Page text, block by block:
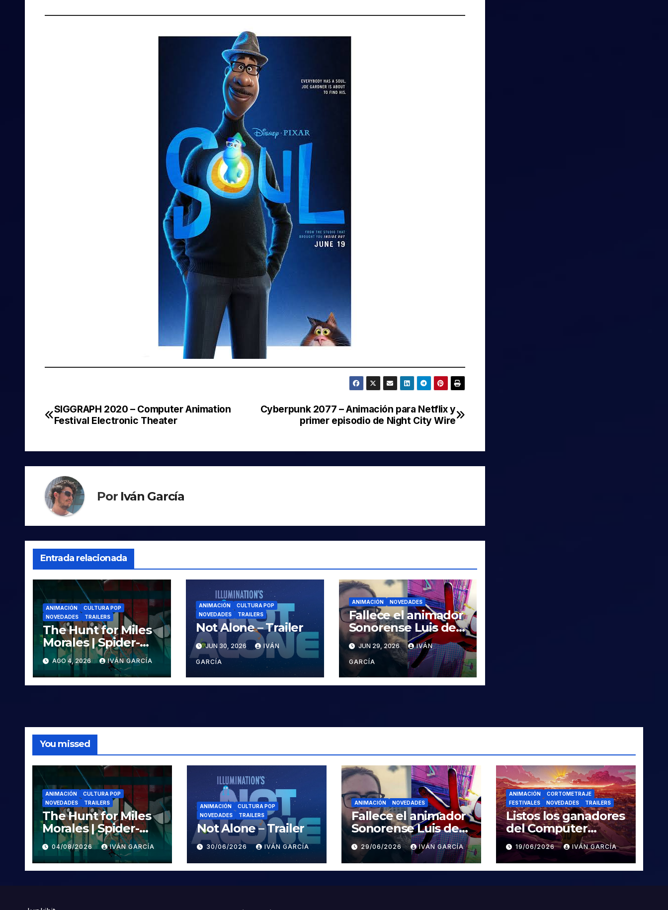
Navegación
entradas
Cyberpunk 2077 – Animación para Netflix y
primer episodio de Night City Wire
SIGGRAPH 2020 – Computer Animation
Festival Electronic Theater
Por Iván García
Entrada relacionada
ANIMACIÓN
CULTURA POP
NOVEDADES
TRAILERS
The Hunt for Miles
Morales | Spider-
Man: Across the
Spider-Verse
AGO 4, 2026 IVÁN GARCÍA
ANIMACIÓN
CULTURA POP
NOVEDADES
TRAILERS
Not Alone – Trailer
JUN 30, 2026 IVÁN
GARCÍA
ANIMACIÓN NOVEDADES
Fallece el animador
Sonorense Luis de
la Rosa
JUN 29, 2026 IVÁN
GARCÍA
You missed
ANIMACIÓN
CULTURA POP
NOVEDADES
TRAILERS
The Hunt for Miles
Morales | Spider-
Man: Across the
Spider-Verse
04/08/2026 IVÁN GARCÍA
ANIMACIÓN
CULTURA POP
NOVEDADES
TRAILERS
Not Alone – Trailer
30/06/2026 IVÁN GARCÍA
ANIMACIÓN NOVEDADES
Fallece el animador
Sonorense Luis de
la Rosa
29/06/2026 IVÁN GARCÍA
ANIMACIÓN
CORTOMETRAJE
FESTIVALES
NOVEDADES TRAILERS
Listos los ganadores
del Computer
Animation Festival
Siggraph 2026
19/06/2026 IVÁN GARCÍA